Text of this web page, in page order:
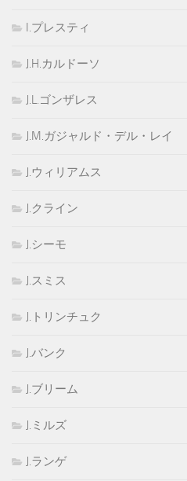
I.プレスティ
J.H.カルドーソ
J.L.ゴンザレス
J.M.ガジャルド・デル・レイ
J.ウィリアムス
J.クライン
J.シーモ
J.スミス
J.トリンチュク
J.バンク
J.ブリーム
J.ミルズ
J.ランゲ